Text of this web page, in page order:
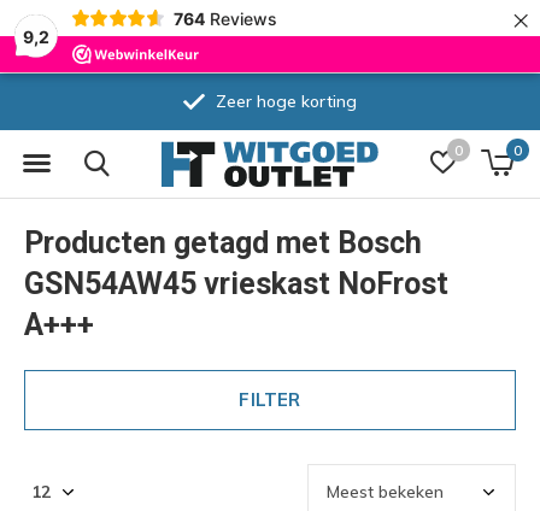
9,2
764 Reviews ×
0 0
Zeer hoge korting
Producten getagd met Bosch
GSN54AW45 vrieskast NoFrost
A+++
FILTER